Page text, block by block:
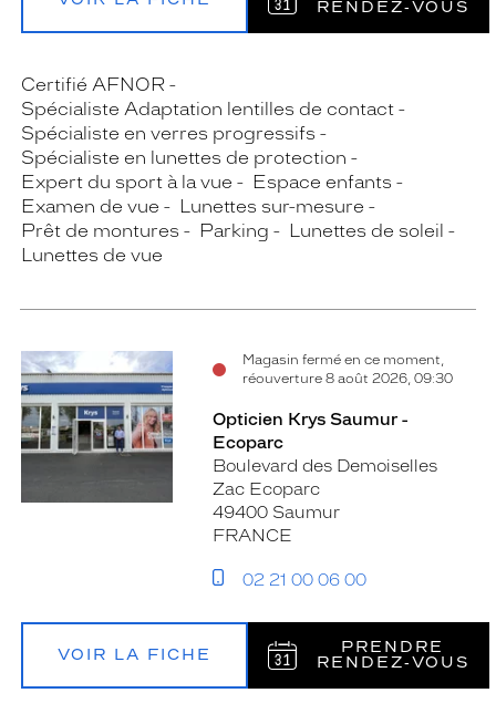
RENDEZ‑VOUS
Certifié AFNOR
Spécialiste Adaptation lentilles de contact
Spécialiste en verres progressifs
Spécialiste en lunettes de protection
Expert du sport à la vue
Espace enfants
Examen de vue
Lunettes sur-mesure
Prêt de montures
Parking
Lunettes de soleil
Lunettes de vue
Magasin fermé en ce moment,
réouverture 8 août 2026, 09:30
Opticien Krys Saumur -
Ecoparc
Boulevard des Demoiselles
Zac Ecoparc
49400 Saumur
FRANCE
02 21 00 06 00
VOIR LA FICHE
PRENDRE
RENDEZ‑VOUS